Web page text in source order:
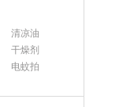
清凉油
干燥剂
电蚊拍